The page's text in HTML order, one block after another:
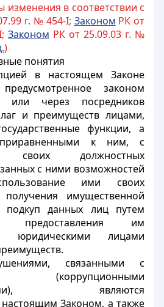
изменения в соответствии с
г. № 454-I; Законом РК от
Законом РК от 25.09.03 г. №
)
понятия
в настоящем Законе
законом
или через посредников
и преимуществ лицами,
функции, а
к ним, с
своих должностных
с ними возможностей
ими своих
имущественной
данных лиц путем
предоставления им
юридическими лицами
связанными с
(коррупционными
являются
Законом, а также